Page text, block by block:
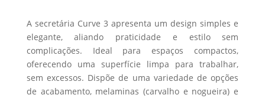
A secretária Curve 3 apresenta um design simples e
elegante, aliando praticidade e estilo sem
complicações. Ideal para espaços compactos,
oferecendo uma superfície limpa para trabalhar,
sem excessos. Dispõe de uma variedade de opções
de acabamento, melaminas (carvalho e nogueira) e